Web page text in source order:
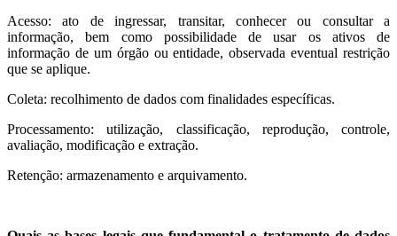
Acesso: ato de ingressar, transitar, conhecer ou consultar a
informação, bem como possibilidade de usar os ativos de
informação de um órgão ou entidade, observada eventual restrição
que se aplique.
Coleta: recolhimento de dados com finalidades específicas.
Processamento: utilização, classificação, reprodução, controle,
avaliação, modificação e extração.
Retenção: armazenamento e arquivamento.